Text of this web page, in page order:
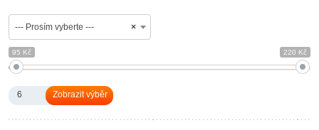
×
--- Prosím vyberte ---
95 Kč 220 Kč
6